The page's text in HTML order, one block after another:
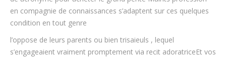
en compagnie de connaissances s’adaptent sur ces quelques
condition en tout genre
l’oppose de leurs parents ou bien trisaieuls , lequel
s’engageaient vraiment promptement via recit adoratriceEt vos